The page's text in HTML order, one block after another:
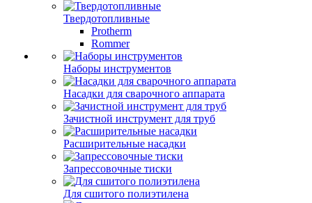
Твердотопливные
Protherm
Rommer
Наборы инструментов
Насадки для сварочного аппарата
Зачистной инструмент для труб
Расширительные насадки
Запрессовочные тиски
Для сшитого полиэтилена